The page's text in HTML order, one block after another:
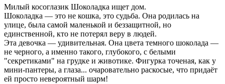
Милый косоглазик Шоколадка ищет дом.
Шоколадка — это не кошка, это судьба. Она родилась на
улице, была самой маленькой и беззащитной, но
единственной, кто не потерял веру в людей.
Эта девочка — удивительная. Она цвета темного шоколада —
не черного, а именно такого, глубокого, с белыми
"секретиками" на грудке и животике. Фигурка точеная, как у
мини-пантеры, а глаза... очаровательно раскосые, что придаёт
ей просто невероятный шарм!